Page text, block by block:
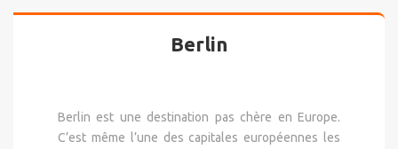
Berlin
Berlin est une destination pas chère en Europe.
C’est même l’une des capitales européennes les